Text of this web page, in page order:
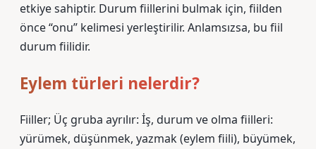
etkiye sahiptir. Durum fiillerini bulmak için, fiilden
önce “onu” kelimesi yerleştirilir. Anlamsızsa, bu fiil
durum fiilidir.
Eylem türleri nelerdir?
Fiiller; Üç gruba ayrılır: İş, durum ve olma fiilleri:
yürümek, düşünmek, yazmak (eylem fiili), büyümek,